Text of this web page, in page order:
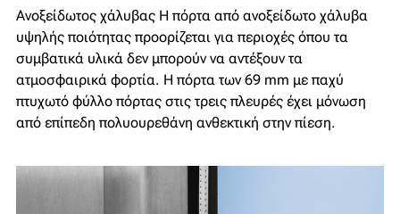
Ανοξείδωτος χάλυβας Η πόρτα από ανοξείδωτο χάλυβα
υψηλής ποιότητας προορίζεται για περιοχές όπου τα
συμβατικά υλικά δεν μπορούν να αντέξουν τα
ατμοσφαιρικά φορτία. Η πόρτα των 69 mm με παχύ
πτυχωτό φύλλο πόρτας στις τρεις πλευρές έχει μόνωση
από επίπεδη πολυουρεθάνη ανθεκτική στην πίεση.